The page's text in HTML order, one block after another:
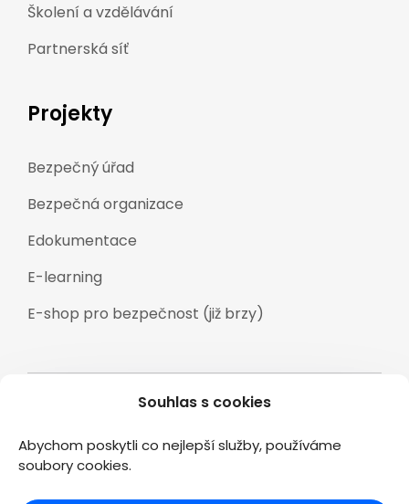
Souhlas s cookies
Abychom poskytli co nejlepší služby, používáme
soubory cookies.
Školení a vzdělávání
Partnerská síť
Projekty
Bezpečný úřad
Bezpečná organizace
Edokumentace
E-learning
E-shop pro bezpečnost (již brzy)
Veškeré texty a materiály zveřejněné na
stránkách www.2kconsulting.cz jsou duševním
vlastnictvím společnosti 2K CONSULTING s.r.o., a jsou